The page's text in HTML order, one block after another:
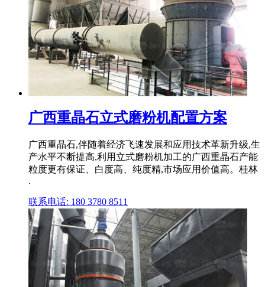
广西重晶石立式磨粉机配置方案
广西重晶石,伴随着经济飞速发展和应用技术革新升级,生
产水平不断提高,利用立式磨粉机加工的广西重晶石产能
粒度更有保证、白度高、纯度精,市场应用价值高。桂林
.
联系电话: 180 3780 8511